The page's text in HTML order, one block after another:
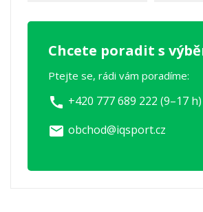
Chcete poradit s
Ptejte se, rádi vám poradíme:
call +420 777 689 222 (9–17 h)
email obchod@iqsport.cz